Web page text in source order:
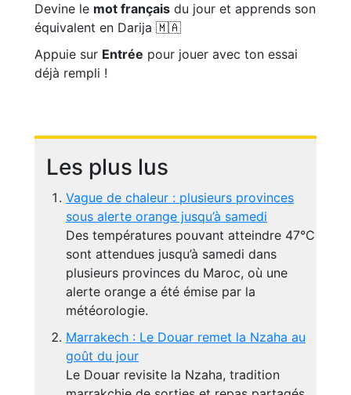
Devine le mot français du jour et apprends son
équivalent en Darija 🇲🇦
Appuie sur Entrée pour jouer avec ton essai
déjà rempli !
Les plus lus
Vague de chaleur : plusieurs provinces
sous alerte orange jusqu’à samedi
Des températures pouvant atteindre 47°C
sont attendues jusqu’à samedi dans
plusieurs provinces du Maroc, où une
alerte orange a été émise par la
météorologie.
Marrakech : Le Douar remet la Nzaha au
goût du jour
Le Douar revisite la Nzaha, tradition